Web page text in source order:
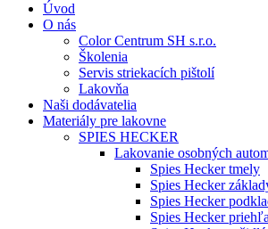
Úvod
O nás
Color Centrum SH s.r.o.
Školenia
Servis striekacích pištolí
Lakovňa
Naši dodávatelia
Materiály pre lakovne
SPIES HECKER
Lakovanie osobných
Spies Hecker tmely
Spies Hecker
Spies Hecker
Spies Hecker